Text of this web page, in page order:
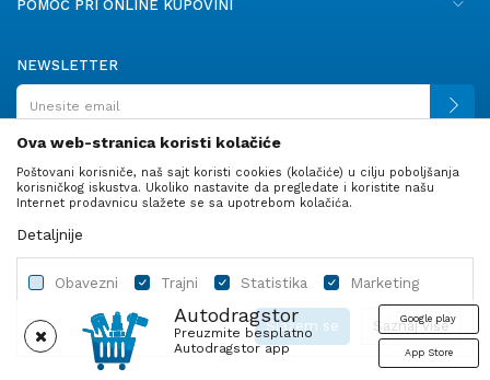
Autodragstor
Preuzmite besplatno
Autodragstor app
Google play
App Store
POMOĆ PRI ONLINE KUPOVINI
NEWSLETTER
PRATITE NAS
Autodelovi Ulje i tečnosti
Ova web-stranica koristi kolačiće
Poštovani korisniče, naš sajt koristi cookies (kolačiće) u cilju poboljšanja
korisničkog iskustva. Ukoliko nastavite da pregledate i koristite našu
Internet prodavnicu slažete se sa upotrebom kolačića.
Detaljnije
Obavezni Trajni Statistika Marketing
Saznaj više
Slažem se